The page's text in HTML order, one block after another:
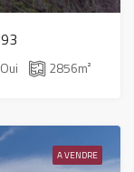
Oui 2856m²
A VENDRE